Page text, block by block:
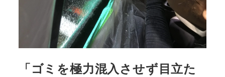
「ゴミを極力混入させず目立た